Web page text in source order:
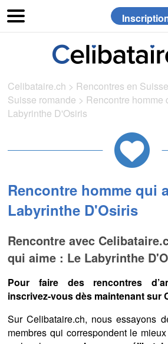
Celibataire.ch > Rencontres en Suisse
Suisse romande > Rencontre homme
Labyrinthe D'Osiris
Rencontre homme qui
Labyrinthe D'Osiris
Rencontre avec
qui aime : Le Labyrinthe
Pour faire des rencontres
inscrivez-vous dès maintenant sur
Sur Celibataire.ch, nous essayons
membres qui correspondent le